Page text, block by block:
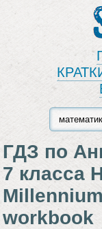
ГДЗ по
7 класса
workbook